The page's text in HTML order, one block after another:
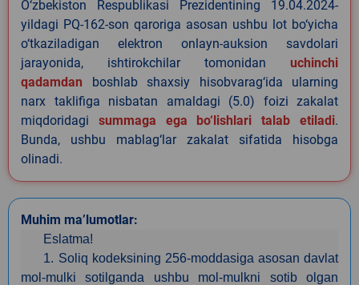
O‘zbekiston Respublikasi Prezidentining 19.04.2024-
yildagi PQ-162-son qaroriga asosan ushbu lot bo‘yicha
o‘tkaziladigan elektron onlayn-auksion savdolari
jarayonida, ishtirokchilar tomonidan uchinchi
qadamdan boshlab shaxsiy hisobvarag‘ida ularning
narx taklifiga nisbatan amaldagi (5.0) foizi zakalat
miqdoridagi summaga ega bo‘lishlari talab etiladi.
Bunda, ushbu mablag‘lar zakalat sifatida hisobga
olinadi.
Muhim ma’lumotlar:
Eslatma!
1. Soliq kodeksining 256-moddasiga asosan davlat
mol-mulki sotilganda ushbu mol-mulkni sotib olgan